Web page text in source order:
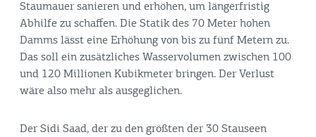
Staumauer sanieren und erhöhen, um längerfristig
Abhilfe zu schaffen. Die Statik des 70 Meter hohen
Damms lässt eine Erhöhung von bis zu fünf Metern zu.
Das soll ein zusätzliches Wasservolumen zwischen 100
und 120 Millionen Kubikmeter bringen. Der Verlust
wäre also mehr als ausgeglichen.
Der Sidi Saad, der zu den größten der 30 Stauseen